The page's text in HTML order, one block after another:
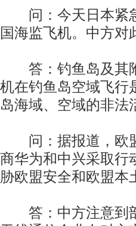
问：今天日本紧急
国海监飞机。中方对
答：钓鱼岛及其附
机在钓鱼岛空域飞行
岛海域、空域的非法
问：据报道，欧盟
商华为和中兴采取行
胁欧盟安全和欧盟本
答：中方注意到部